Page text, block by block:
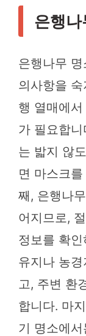
은행
은행나무
의사항을
행 열매에
가 필요합
는 밟지 않
면 마스크
째, 은행나
어지므로,
정보를 확
유지나 농
고, 주변 환
합니다. 마
기 명소에